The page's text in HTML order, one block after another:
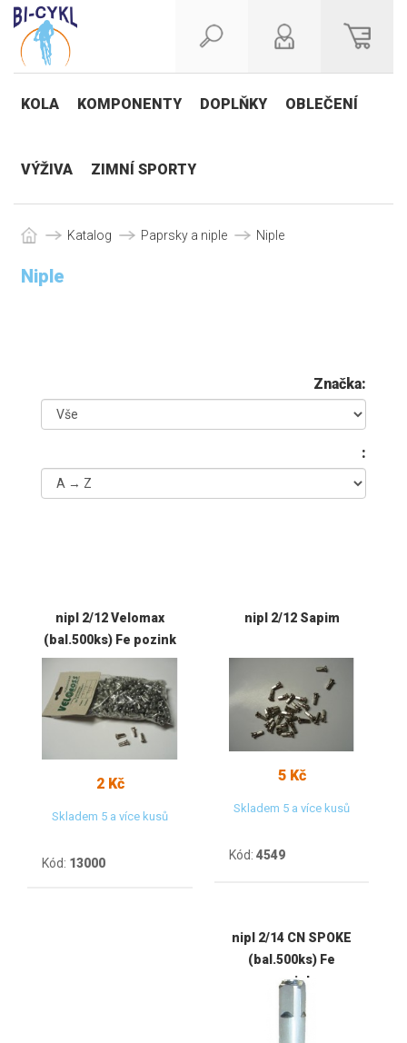
KOLA KOMPONENTY DOPLŇKY OBLEČENÍ
VÝŽIVA ZIMNÍ SPORTY
Katalog Paprsky a niple Niple
Niple
Značka:
:
nipl 2/12 Velomax
(bal.500ks) Fe pozink
2 Kč
Skladem 5 a více kusů
Kód: 13000
nipl 2/12 Sapim
5 Kč
Skladem 5 a více kusů
Kód: 4549
nipl 2/14 CN SPOKE
(bal.500ks) Fe
pozink